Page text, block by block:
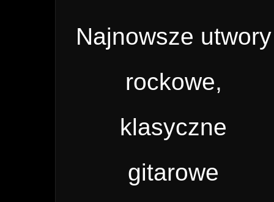
Najnowsze utwory
rockowe,
klasyczne
gitarowe